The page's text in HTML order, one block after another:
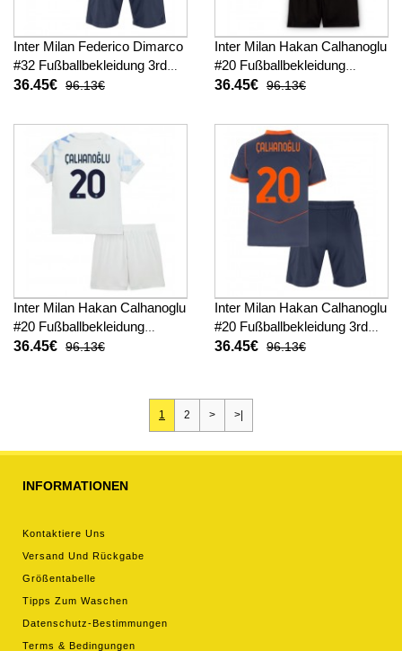
Inter Milan Federico Dimarco
#32 Fußballbekleidung 3rd
trikot Kinder 2025-26
36.45€ 96.13€
Inter Milan Hakan Calhanoglu
#20 Fußballbekleidung
Heimtrikot Kinder 2025-26
36.45€ 96.13€
Inter Milan Hakan Calhanoglu
#20 Fußballbekleidung
Auswärtstrikot Kinder 2025-
36.45€ 96.13€
Inter Milan Hakan Calhanoglu
#20 Fußballbekleidung 3rd
trikot Kinder 2025-26
36.45€ 96.13€
1 2 > >|
INFORMATIONEN
Kontaktiere Uns
Versand Und Rückgabe
Größentabelle
Tipps Zum Waschen
Datenschutz-Bestimmungen
Terms & Bedingungen